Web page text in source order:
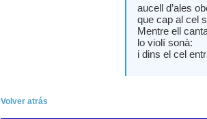
aucell d’ales
que cap al cel
Mentre ell
lo violí sonà:
i dins el cel
Volver atrás